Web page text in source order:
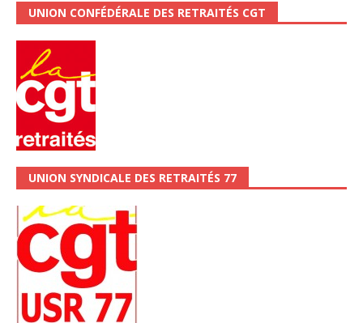
UNION CONFÉDÉRALE DES RETRAITÉS CGT
UNION SYNDICALE DES RETRAITÉS 77